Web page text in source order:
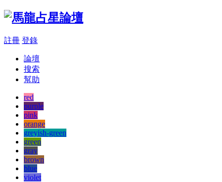
註冊 登錄
論壇
搜索
幫助
red
purple
pink
orange
greyish-green
green
gray
brown
blue
violet